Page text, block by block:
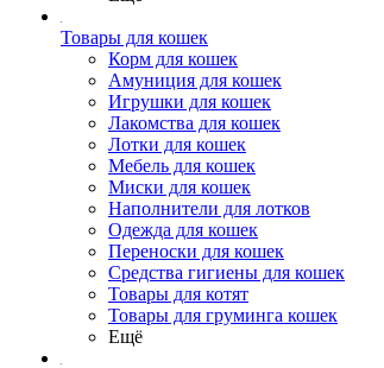
Товары для кошек
Корм для кошек
Амуниция для кошек
Игрушки для кошек
Лакомства для кошек
Лотки для кошек
Мебель для кошек
Миски для кошек
Наполнители для лотков
Одежда для кошек
Переноски для кошек
Средства гигиены для кошек
Товары для котят
Товары для груминга кошек
Ещё